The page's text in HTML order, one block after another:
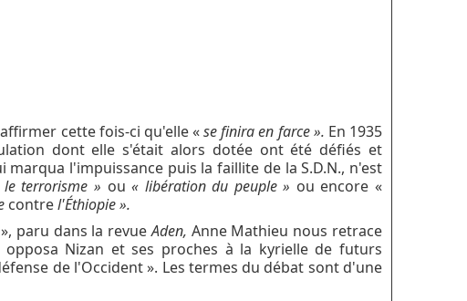
cette fois-ci qu'elle «se finira en farce ». En 1935
dont elle s'était alors dotée ont été défiés et
l'impuissance puis la faillite de la S.D.N., n'est
terrorisme » ou« libération du peuple » ou encore «
contrel'Éthiopie ».
paru dans la revueAden, Anne Mathieu nous retrace
Nizan et ses proches à la kyrielle de futurs
de l'Occident ». Les termes du débat sont d'une